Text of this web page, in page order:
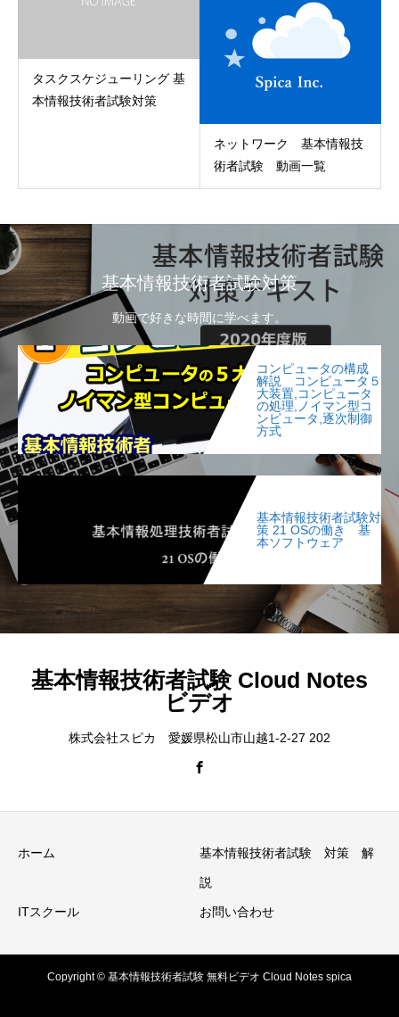
タスクスケジューリング 基
本情報技術者試験対策
ネットワーク 基本情報技
術者試験 動画一覧
基本情報技術者試験対策
動画で好きな時間に学べます。
コンピュータの構成
解説 コンピュータ５
大装置,コンピュータ
の処理,ノイマン型コ
ンピュータ,逐次制御
方式
基本情報技術者試験対
策 21 OSの働き 基
本ソフトウェア
基本情報技術者試験 Cloud Notes
ビデオ
株式会社スピカ 愛媛県松山市山越1-2-27 202
ホーム 基本情報技術者試験 対策 解
説
ITスクール お問い合わせ
Copyright © 基本情報技術者試験 無料ビデオ Cloud Notes spica